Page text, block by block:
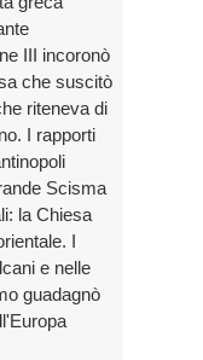
III incoronò
che suscitò
riteneva di
I rapporti
Scisma
la Chiesa
I
e nelle
guadagnò